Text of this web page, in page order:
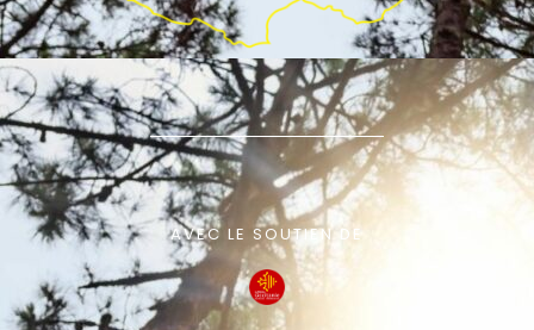
AVEC LE SOUTIEN DE